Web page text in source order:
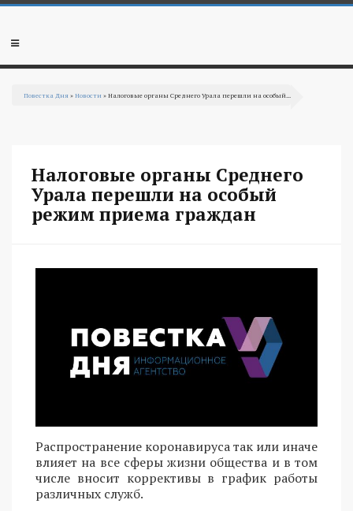
Перейти к основному содержанию
Мобильное
Повестка Дня »Новости » Налоговые органы Среднего Урала перешли на особый...
Налоговые органы Среднего
Урала перешли на особый
режим приема граждан
Распространение коронавируса так или иначе
влияет на все сферы жизни общества и в том
числе вносит коррективы в график работы
различных служб.